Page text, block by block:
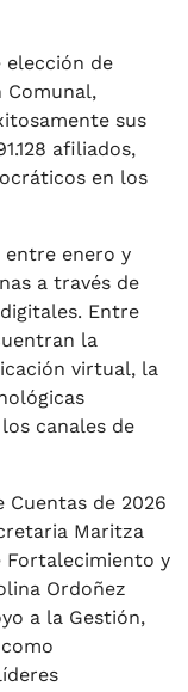
elección de
Comunal,
sus
afiliados,
en los
entre enero y
a través de
Entre
la
virtual, la
canales de
Cuentas de 2026
Maritza
Fortalecimiento y
Ordoñez
a la Gestión,